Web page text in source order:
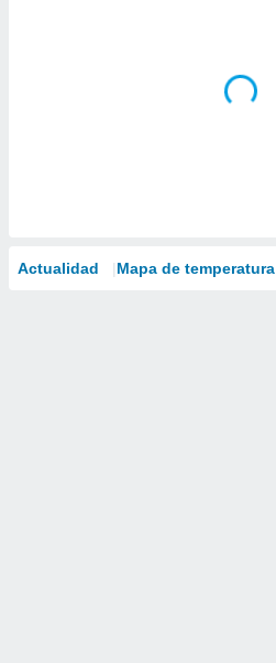
Actualidad Mapa de temperatura